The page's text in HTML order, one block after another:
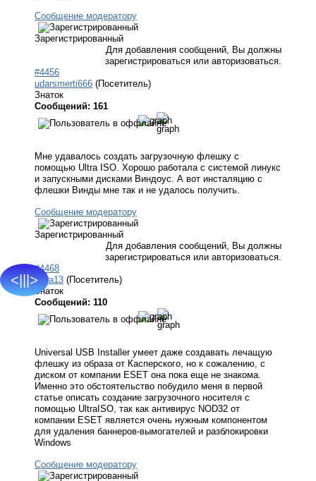
<|||>
Сообщение модератору
Зарегистрированный
Для добавления сообщений, Вы должны
зарегистрироваться или авторизоваться.
#4456
udarsmerti666 (Посетитель)
Знаток
Сообщений: 161
Мне удавалось создать загрузочную флешку с
помощью Ultra ISO. Хорошо работала с системой линукс
и запускными дисками Виндоус. А вот инсталяцию с
флешки Винды мне так и не удалось получить.
Сообщение модератору
Зарегистрированный
Для добавления сообщений, Вы должны
зарегистрироваться или авторизоваться.
#4468
wera13 (Посетитель)
Знаток
Сообщений: 110
Universal USB Installer умеет даже создавать лечащую
флешку из образа от Касперского, но к сожалению, с
диском от компании ESET она пока еще не знакома.
Именно это обстоятельство побудило меня в первой
статье описать создание загрузочного носителя с
помощью UltraISO, так как антивирус NOD32 от
компании ESET является очень нужным компонентом
для удаления баннеров-вымогателей и разблокировки
Windows
Сообщение модератору